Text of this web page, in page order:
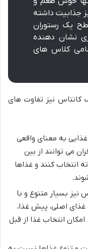
جذابیت داشته
یک رستوران
نشان دهنده
کلاس های
کانتاس نیز تفاوت های
به معنای واقعی
می توانند از بین
انتخاب کنند و غذاها
بسیار متنوع و با
اصلی، پیش غذا،
انتخاب غذا از قبل